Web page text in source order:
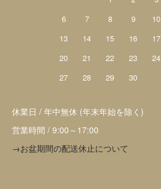
6
7 8 9 10
13
14 15 16 17
20
21 22 23 24
27
28 29 30
休業日 / 年中無休 (年末年始を除く)
営業時間 / 9:00～17:00
→お盆期間の配送休止について